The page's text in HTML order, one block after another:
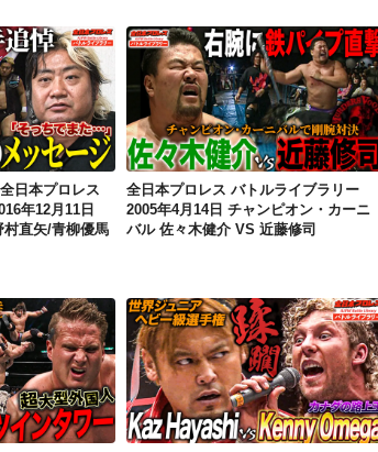
【青木篤志選手追悼】全日本プロレス バトルライブラリー 2016年12月11日 諏訪魔/青木篤志 VS 野村直矢/青柳優馬
日本プロレス
年12月11日
直矢/青柳優馬
全日本プロレス バトルライブラリー 2005年4月14日 チャンピオン・カーニバル 佐々木健介 VS 近藤修司
全日本プロレス バトルライブラリー
2005年4月14日 チャンピオン・カーニ
バル 佐々木健介 VS 近藤修司
全日本プロレス バトルライブラリー 2012年9月23日 世界タッグ選手権 大森隆男/征矢学 VS ジョー・ドーリング/ゾディアック 全日本プロレス バトルライブラリー 2012年2月3日 世界ジュニアヘビー級選手権 ケニー・オメガ VS カズ・ハヤシ